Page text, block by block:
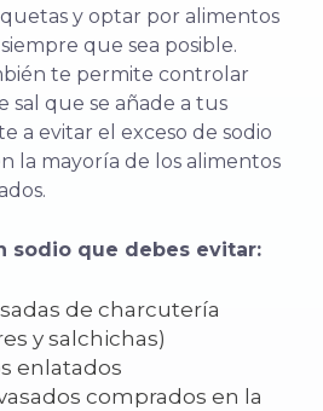
y optar por alimentos
que sea posible.
te permite controlar
sal que se añade a tus
a evitar el exceso de sodio
la mayoría de los alimentos
sodio que debes evitar:
de charcutería
y salchichas)
enlatados
comprados en la